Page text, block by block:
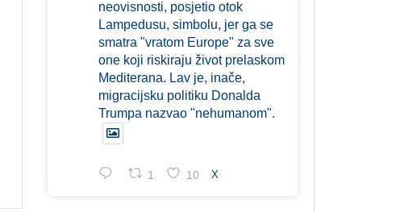
neovisnosti, posjetio otok
Lampedusu, simbolu, jer ga se
smatra "vratom Europe" za sve
one koji riskiraju život prelaskom
Mediterana. Lav je, inače,
migracijsku politiku Donalda
Trumpa nazvao "nehumanom".
1 10 X